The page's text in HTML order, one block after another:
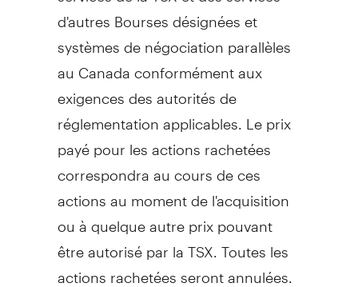
d'autres Bourses désignées et
systèmes de négociation parallèles
au Canadaconformément aux
exigences des autorités de
réglementation applicables. Le prix
payé pour les actions rachetées
correspondra au cours de ces
actions au moment de l'acquisition
ou à quelque autre prix pouvant
être autorisé par la TSX. Toutes les
actions rachetées seront annulées.